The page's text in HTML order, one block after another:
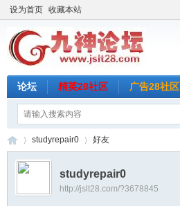
设为首页 收藏本站
论坛 精英28社区 广告28社区
›
studyrepair0 好友
studyrepair0
http://jslt28.com/?3678845